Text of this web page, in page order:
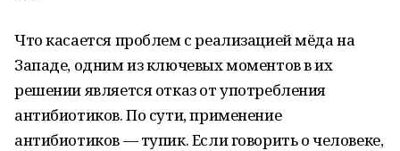
Что касается проблем с реализацией мёда на
Западе, одним из ключевых моментов в их
решении является отказ от употребления
антибиотиков. По сути, применение
антибиотиков — тупик. Если говорить о человеке,